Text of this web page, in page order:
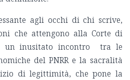
agli occhi di chi scrive,
che attengono alla Corte di
un inusitato incontro tra le
del PNRR e la sacralità
di legittimità, che pone la